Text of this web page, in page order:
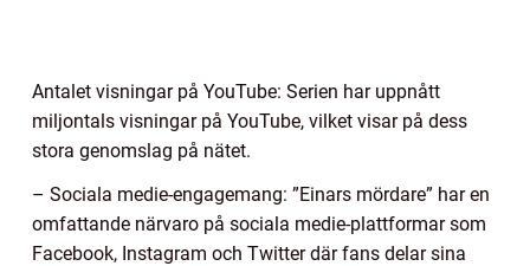
Antalet visningar på YouTube: Serien har uppnått
miljontals visningar på YouTube, vilket visar på dess
stora genomslag på nätet.
– Sociala medie-engagemang: ”Einars mördare” har en
omfattande närvaro på sociala medie-plattformar som
Facebook, Instagram och Twitter där fans delar sina